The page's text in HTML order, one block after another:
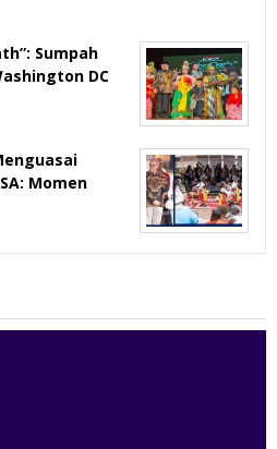
Sumpah
DC
Momen